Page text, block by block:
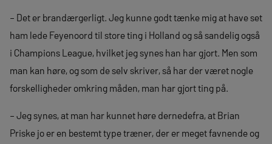
– Det er brandærgerligt. Jeg kunne godt tænke mig at have set
ham lede Feyenoord til store ting i Holland og så sandelig også
i Champions League, hvilket jeg synes han har gjort. Men som
man kan høre, og som de selv skriver, så har der været nogle
forskelligheder omkring måden, man har gjort ting på.
– Jeg synes, at man har kunnet høre dernedefra, at Brian
Priske jo er en bestemt type træner, der er meget favnende og